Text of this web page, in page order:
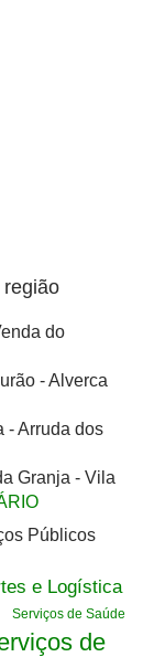
do
- Alverca
- Arruda dos
Granja - Vila
Públicos
e Logística
Serviços de Saúde
de